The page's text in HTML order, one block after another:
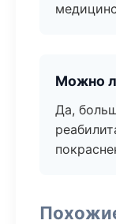
Можно
Да,